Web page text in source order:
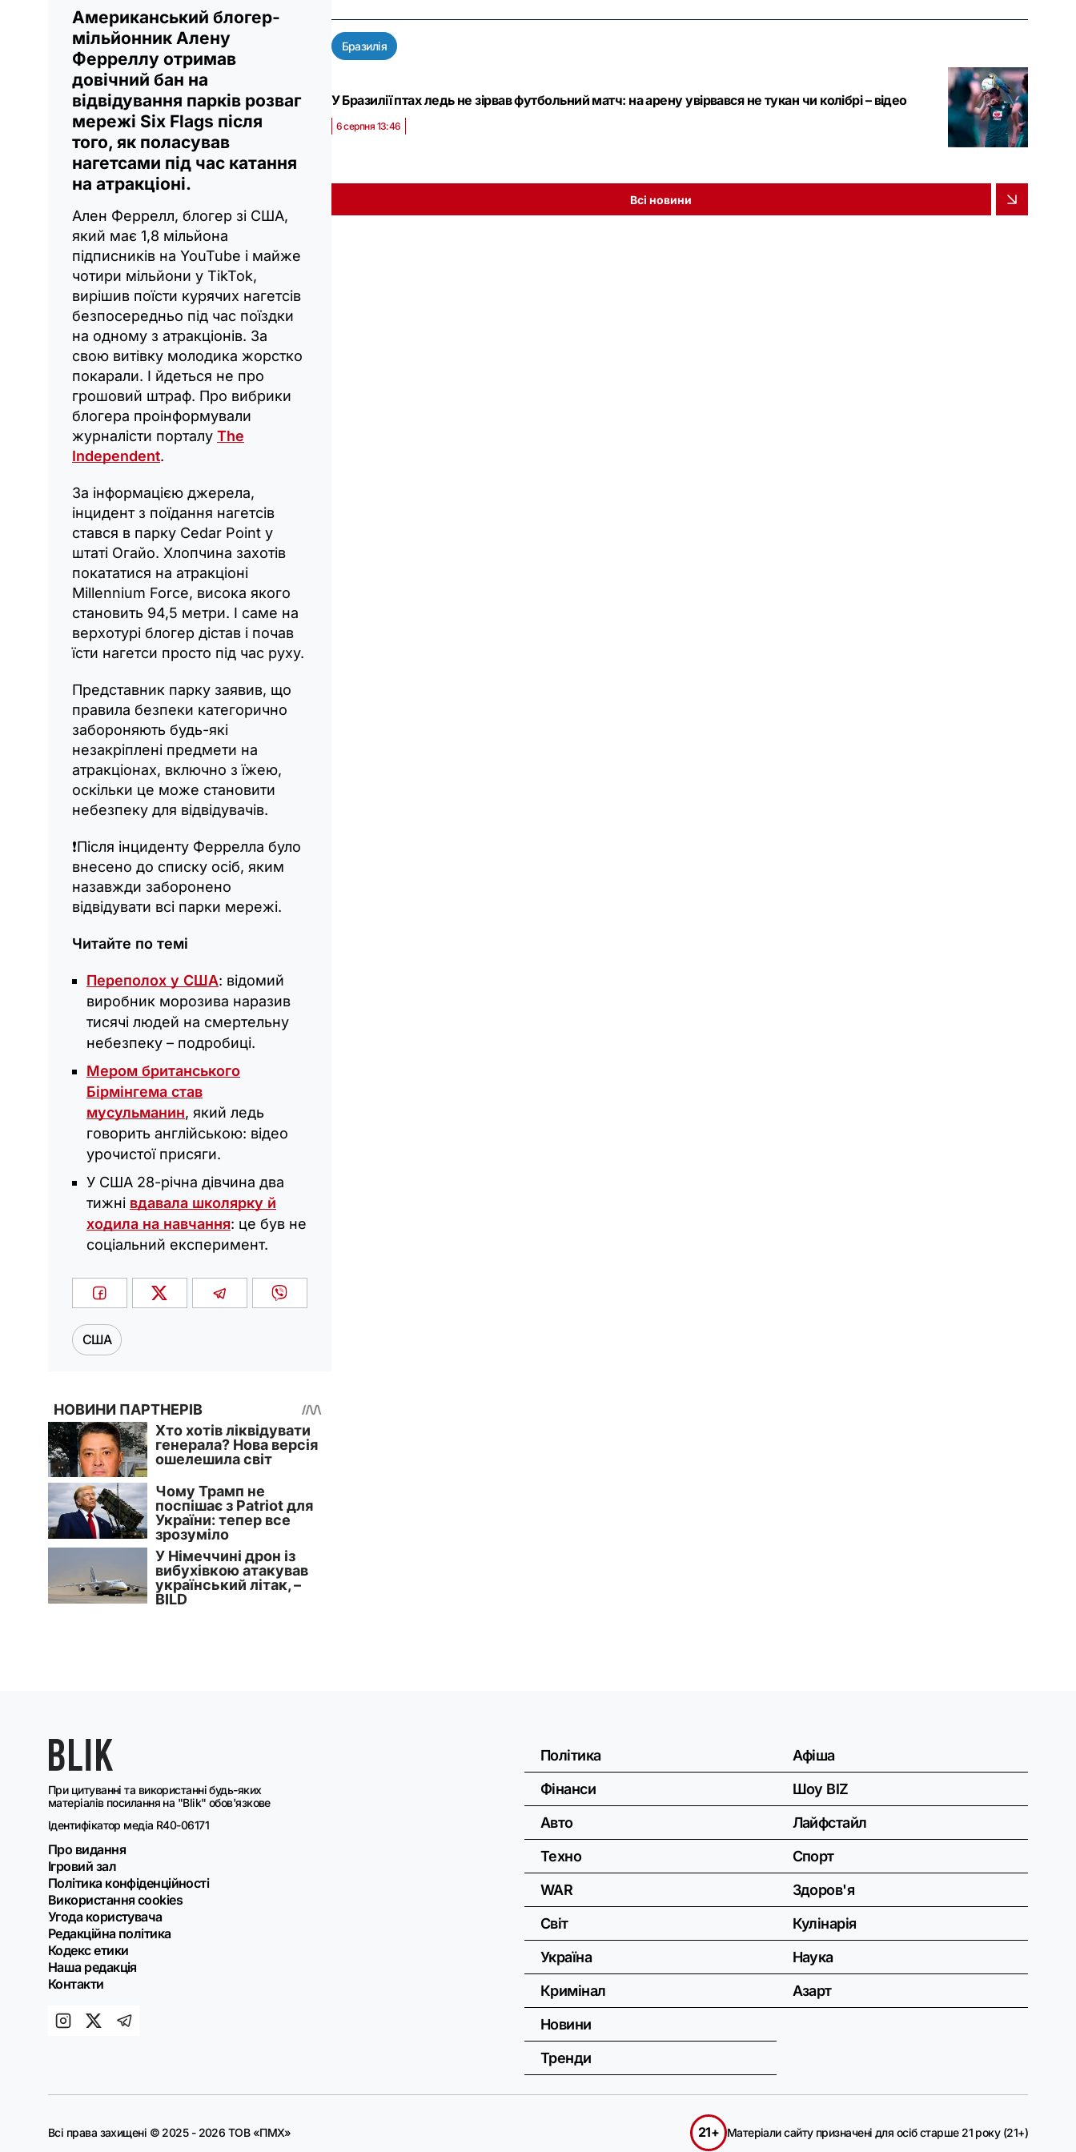
Американський блогер-
мільйонник Алену
Ферреллу отримав
довічний бан на
відвідування парків розваг
мережі Six Flags після
того, як поласував
нагетсами під час катання
на атракціоні.
Ален Феррелл, блогер зі США,
який має 1,8 мільйона
підписників на YouTube і майже
чотири мільйони у TikTok,
вирішив поїсти курячих нагетсів
безпосередньо під час поїздки
на одному з атракціонів. За
свою витівку молодика жорстко
покарали. І йдеться не про
грошовий штраф. Про вибрики
блогера проінформували
журналісти порталу The
Independent.
За інформацією джерела,
інцидент з поїдання нагетсів
стався в парку Cedar Point у
штаті Огайо. Хлопчина захотів
покататися на атракціоні
Millennium Force, висока якого
становить 94,5 метри. І саме на
верхотурі блогер дістав і почав
їсти нагетси просто під час руху.
Представник парку заявив, що
правила безпеки категорично
забороняють будь-які
незакріплені предмети на
атракціонах, включно з їжею,
оскільки це може становити
небезпеку для відвідувачів.
❗️Після інциденту Феррелла було
внесено до списку осіб, яким
назавжди заборонено
відвідувати всі парки мережі.
Читайте по темі
Переполох у США: відомий
виробник морозива наразив
тисячі людей на смертельну
небезпеку – подробиці.
Мером британського
Бірмінгема став
мусульманин, який ледь
говорить англійською: відео
урочистої присяги.
У США 28-річна дівчина два
тижні вдавала школярку й
ходила на навчання: це був не
соціальний експеримент.
США
Бразилія
У Бразилії птах ледь не зірвав футбольний матч: на арену увірвався не тукан чи колібрі – відео
6 серпня 13:46
Всі новини
При цитуванні та використанні будь-яких
матеріалів посилання на "Blik" обов'язкове
Ідентифікатор медіа R40-06171
Про видання
Ігровий зал
Політика конфіденційності
Використання cookies
Угода користувача
Редакційна політика
Кодекс етики
Наша редакція
Контакти
Політика
Фінанси
Авто
Техно
WAR
Світ
Україна
Кримінал
Новини
Тренди
Афіша
Шоу BIZ
Лайфстайл
Спорт
Здоров'я
Кулінарія
Наука
Азарт
Всі права захищені © 2025 - 2026 ТОВ «ПМХ» 21+ Матеріали сайту призначені для осіб старше 21 року (21+)